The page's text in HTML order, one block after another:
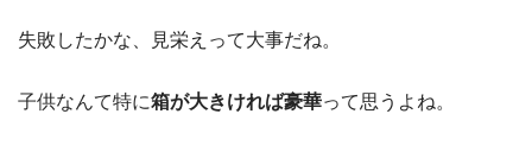
失敗したかな、見栄えって大事だね。
子供なんて特に箱が大きければ豪華って思うよね。